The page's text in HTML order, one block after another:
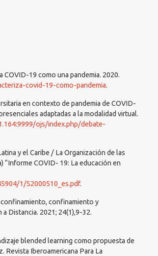
COVID-19 como una pandemia. 2020.
covid-19-como-pandemia.
en contexto de pandemia de COVID-
adaptadas a la modalidad virtual.
ojs/index.php/debate-
y el Caribe / La Organización de las
“Informe COVID- 19: La educación en
1/S2000510_es.pdf.
confinamiento y
Distancia. 2021; 24(1),9-32.
blended learning como propuesta de
Revista Iberoamericana Para La